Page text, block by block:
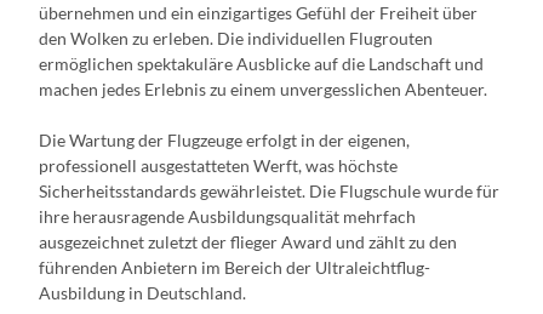
übernehmen und ein einzigartiges Gefühl der Freiheit über
den Wolken zu erleben. Die individuellen Flugrouten
ermöglichen spektakuläre Ausblicke auf die Landschaft und
machen jedes Erlebnis zu einem unvergesslichen Abenteuer.
Die Wartung der Flugzeuge erfolgt in der eigenen,
professionell ausgestatteten Werft, was höchste
Sicherheitsstandards gewährleistet. Die Flugschule wurde für
ihre herausragende Ausbildungsqualität mehrfach
ausgezeichnet zuletzt der flieger Award und zählt zu den
führenden Anbietern im Bereich der Ultraleichtflug-
Ausbildung in Deutschland.